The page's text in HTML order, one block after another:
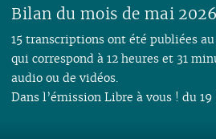
Bilan du mois de mai 2026
15 transcriptions ont été publiées
qui correspond à 12 heures et 31
audio ou de vidéos.
Dans l’émission Libre à vous ! du